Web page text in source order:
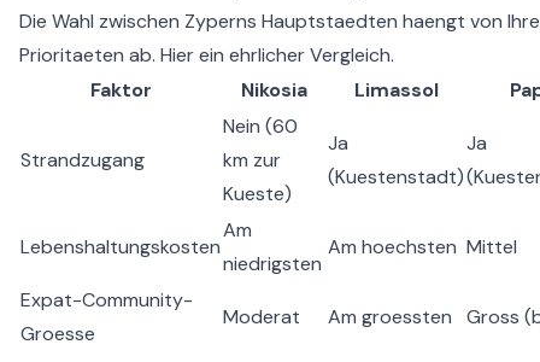
Die Wahl zwischen Zyperns Hauptstaedten haengt von
Prioritaeten ab. Hier ein ehrlicher Vergleich.
Faktor
Nikosia Limassol
Strandzugang
Nein (60
km zur
Kueste)
Ja
(Kuestenstadt)
Ja
Lebenshaltungskosten
Am
niedrigsten
Am hoechsten Mittel
Expat-Community-
Groesse
Moderat Am groessten Gross